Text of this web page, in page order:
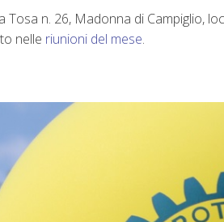
n. 26, Madonna di Campiglio,
nelle riunioni del mese.